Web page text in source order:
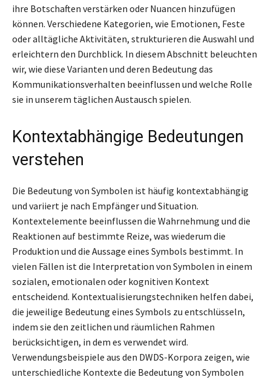
ihre Botschaften verstärken oder Nuancen hinzufügen
können. Verschiedene Kategorien, wie Emotionen, Feste
oder alltägliche Aktivitäten, strukturieren die Auswahl und
erleichtern den Durchblick. In diesem Abschnitt beleuchten
wir, wie diese Varianten und deren Bedeutung das
Kommunikationsverhalten beeinflussen und welche Rolle
sie in unserem täglichen Austausch spielen.
Kontextabhängige Bedeutungen
verstehen
Die Bedeutung von Symbolen ist häufig kontextabhängig
und variiert je nach Empfänger und Situation.
Kontextelemente beeinflussen die Wahrnehmung und die
Reaktionen auf bestimmte Reize, was wiederum die
Produktion und die Aussage eines Symbols bestimmt. In
vielen Fällen ist die Interpretation von Symbolen in einem
sozialen, emotionalen oder kognitiven Kontext
entscheidend. Kontextualisierungstechniken helfen dabei,
die jeweilige Bedeutung eines Symbols zu entschlüsseln,
indem sie den zeitlichen und räumlichen Rahmen
berücksichtigen, in dem es verwendet wird.
Verwendungsbeispiele aus den DWDS-Korpora zeigen, wie
unterschiedliche Kontexte die Bedeutung von Symbolen